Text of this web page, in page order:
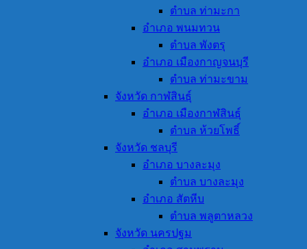
ตำบล ท่ามะกา
อำเภอ พนมทวน
ตำบล พังตรุ
อำเภอ เมืองกาญจนบุรี
ตำบล ท่ามะขาม
จังหวัด กาฬสินธุ์
อำเภอ เมืองกาฬสินธุ์
ตำบล ห้วยโพธิ์
จังหวัด ชลบุรี
อำเภอ บางละมุง
ตำบล บางละมุง
อำเภอ สัตหีบ
ตำบล พลูตาหลวง
จังหวัด นครปฐม